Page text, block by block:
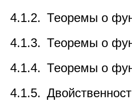
4.1.2. Теоремы о
4.1.3. Теоремы о
4.1.4. Теоремы о
4.1.5.